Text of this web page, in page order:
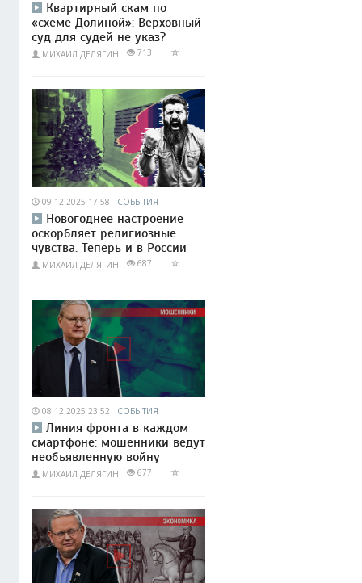
Квартирный скам по
«схеме Долиной»: Верховный
суд для судей не указ?
МИХАИЛ ДЕЛЯГИН 713
09.12.2025 17:58 СОБЫТИЯ
Новогоднее настроение
оскорбляет религиозные
чувства. Теперь и в России
МИХАИЛ ДЕЛЯГИН 687
08.12.2025 23:52 СОБЫТИЯ
Линия фронта в каждом
смартфоне: мошенники ведут
необъявленную войну
МИХАИЛ ДЕЛЯГИН 677